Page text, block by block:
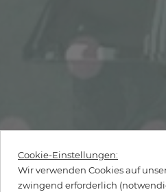
Cookie-Einstellungen:
Wir verwenden Cookies auf
zwingend erforderlich